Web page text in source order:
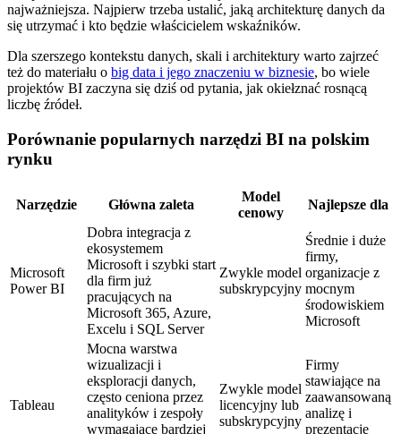
najważniejsza. Najpierw trzeba ustalić, jaką architekturę danych da
się utrzymać i kto będzie właścicielem wskaźników.
Dla szerszego kontekstu danych, skali i architektury warto zajrzeć
też do materiału o big data i jego znaczeniu w biznesie, bo wiele
projektów BI zaczyna się dziś od pytania, jak okiełznać rosnącą
liczbę źródeł.
Porównanie popularnych narzędzi BI na polskim
rynku
Narzędzie Główna zaleta
Model
cenowy
Najlepsze dla
Microsoft
Power BI
Dobra integracja z
ekosystemem
Microsoft i szybki start
dla firm już
pracujących na
Microsoft 365, Azure,
Excelu i SQL Server
Zwykle model
subskrypcyjny
Średnie i duże
firmy,
organizacje z
mocnym
środowiskiem
Microsoft
Tableau
Mocna warstwa
wizualizacji i
eksploracji danych,
często ceniona przez
analityków i zespoły
wymagające bardziej
Zwykle model
licencyjny lub
subskrypcyjny
Firmy
stawiające na
zaawansowaną
analizę i
prezentację